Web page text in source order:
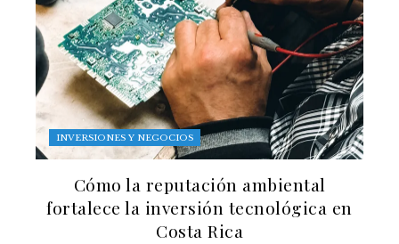
INVERSIONES Y NEGOCIOS
Cómo la reputación ambiental
fortalece la inversión tecnológica en
Costa Rica